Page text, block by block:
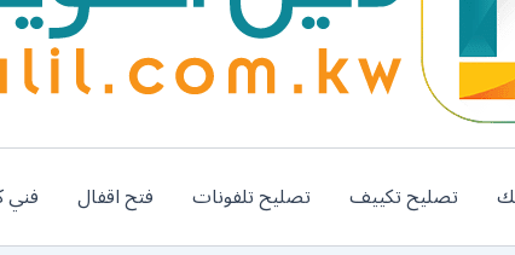
تصليح تكييف تصليح تلفونات فتح اقفال فني